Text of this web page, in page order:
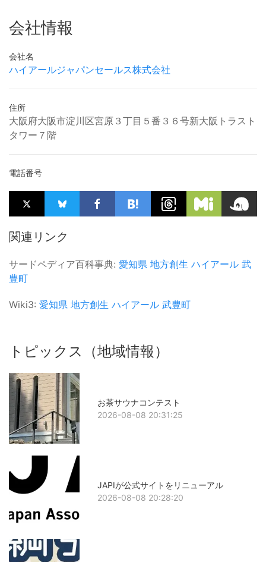
会社情報
会社名
ハイアールジャパンセールス株式会社
住所
大阪府大阪市淀川区宮原３丁目５番３６号新大阪トラスト
タワー７階
電話番号
関連リンク
サードペディア百科事典: 愛知県 地方創生 ハイアール 武
豊町
Wiki3: 愛知県 地方創生 ハイアール 武豊町
トピックス（地域情報）
お茶サウナコンテスト
2026-08-08 20:31:25
JAPIが公式サイトをリニューアル
2026-08-08 20:28:20